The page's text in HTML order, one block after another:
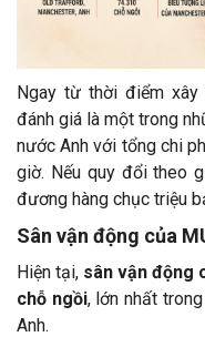
Ngay từ thời điểm
đánh giá là một trong
nước Anh với tổng chi
giờ. Nếu quy đổi theo
đương hàng chục triệu
Sân vận động của
Hiện tại, sân vận động
chỗ ngồi, lớn nhất
Anh.